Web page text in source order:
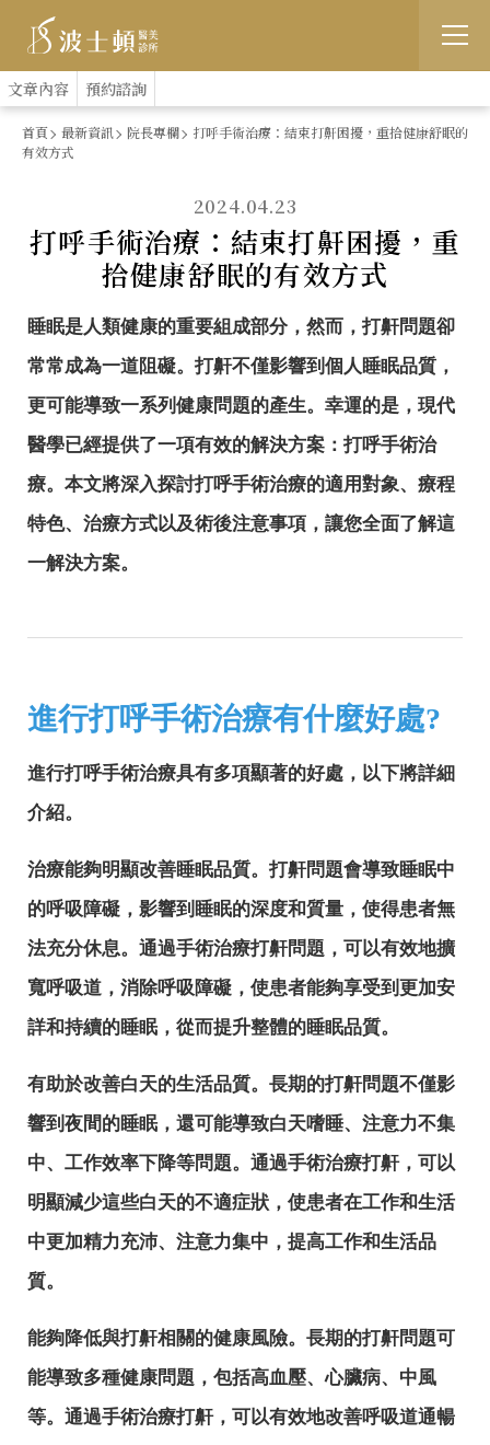
跳
:::
文章內容 預約諮詢
首頁 最新資訊 院長專欄
打呼手術治療：結束打鼾困擾，重拾健康舒眠的
有效方式
2024.04.23
打呼手術治療：結束打鼾困擾，重
拾健康舒眠的有效方式
睡眠是人類健康的重要組成部分，然而，打鼾問題卻
常常成為一道阻礙。打鼾不僅影響到個人睡眠品質，
更可能導致一系列健康問題的產生。幸運的是，現代
醫學已經提供了一項有效的解決方案：打呼手術治
療。本文將深入探討打呼手術治療的適用對象、療程
特色、治療方式以及術後注意事項，讓您全面了解這
一解決方案。
進行打呼手術治療有什麼好處?
進行打呼手術治療具有多項顯著的好處，以下將詳細
介紹。
治療能夠明顯改善睡眠品質。打鼾問題會導致睡眠中
的呼吸障礙，影響到睡眠的深度和質量，使得患者無
法充分休息。通過手術治療打鼾問題，可以有效地擴
寬呼吸道，消除呼吸障礙，使患者能夠享受到更加安
詳和持續的睡眠，從而提升整體的睡眠品質。
有助於改善白天的生活品質。長期的打鼾問題不僅影
響到夜間的睡眠，還可能導致白天嗜睡、注意力不集
中、工作效率下降等問題。通過手術治療打鼾，可以
明顯減少這些白天的不適症狀，使患者在工作和生活
中更加精力充沛、注意力集中，提高工作和生活品
質。
能夠降低與打鼾相關的健康風險。長期的打鼾問題可
能導致多種健康問題，包括高血壓、心臟病、中風
等。通過手術治療打鼾，可以有效地改善呼吸道通暢